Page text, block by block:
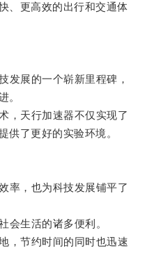
、更高效的出行和交通体
展的一个崭新里程碑，
。
天行加速器不仅实现了
供了更好的实验环境。
，也为科技发展铺平了
生活的诸多便利。
节约时间的同时也迅速